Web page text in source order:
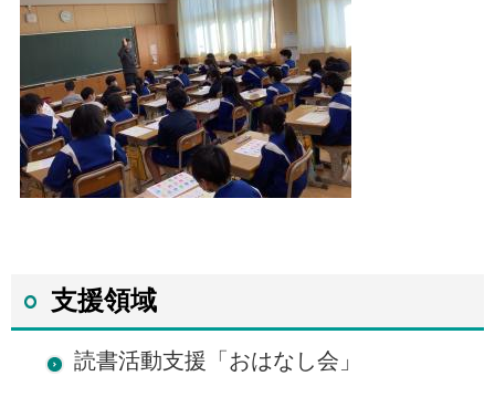
支援領域
読書活動支援「おはなし会」